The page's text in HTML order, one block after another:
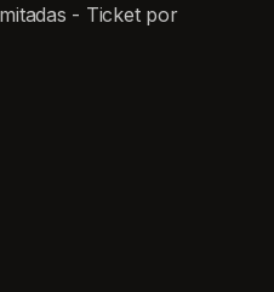
- Ticket por